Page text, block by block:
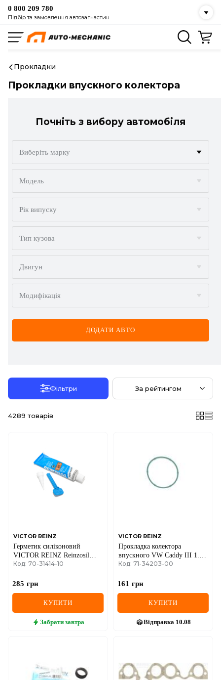
0 800 209 780
Підбір та замовлення автозапчастин
Прокладки
Прокладки впускного колектора
Почніть з вибору автомобіля
Виберіть марку
ALFA ROMEO
BMW
BYD
CADILLAC
CHERY
CHEVROLET
CHRYSLER
FIAT
GMC
GREAT WALL
HAVAL
IVECO
Модель
Рік випуску
Тип кузова
Двигун
Модифікація
ДОДАТИ АВТО
Фільтри За рейтингом
4289 товарів
VICTOR REINZ
Герметик силіконовий
VICTOR REINZ Reinzosil
сірий, -50°C до +320°C, 70
Код: 70-31414-10
285 грн
КУПИТИ
Забрати завтра
VICTOR REINZ
Прокладка колектора
впускного VW Caddy III 1.6i
04-15
Код: 71-34203-00
161 грн
КУПИТИ
Відправка 10.08